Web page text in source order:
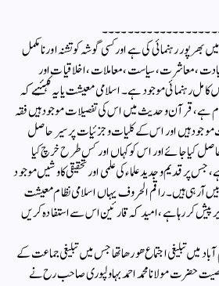
پور رہنمائی کی ہے اور کسی گوشہ کو تشنہ اور نامکمل
،معاشرت، سیاست ،معاملات ،اخلاقیات اور
کامل رہنمائی موجود ہے ۔ اسلامی معیشت یا یہ کہئیے کہ
ہے ،قرآن و حدیث میں اس کی تفصیلات موجود ہیں فقہ
موجود ہیں اور اس کے کلیات و جزئیات پر سیر حاصل
کیا جائے اور اس کو کہاں اور کس طرح خرچ کیا
قدیم و جدید علماء کی علمی اور تحقیقی کاوشیں موجود
آرہی ہیں ۔ راقم الحروف یہاں اسلامی نظام معیشت
پیش کر رہا ہے ، امید کہ قارئین اس سے استفادہ کریں
اسلام آباد میں تبلیغی اجتماع ھو رھا تھا جس میں تبلیغی جماعت کے
حضرت مولانا محمد احمد بہاولپوری صاحب رح نے